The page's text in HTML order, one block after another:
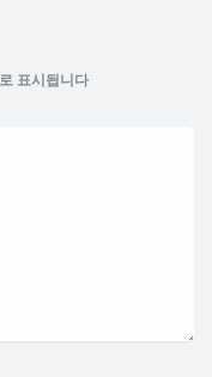
로 표시됩니다